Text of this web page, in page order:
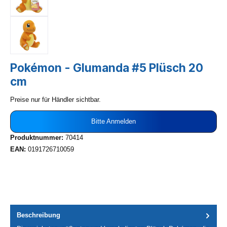
Pokémon - Glumanda #5 Plüsch 20
cm
Preise nur für Händler sichtbar.
Bitte Anmelden
Produktnummer: 70414
EAN: 0191726710059
Beschreibung